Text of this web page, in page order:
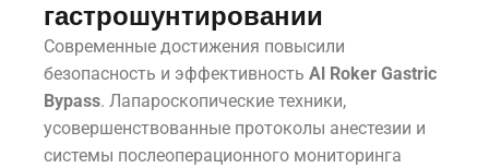
гастрошунтировании
Современные достижения повысили
безопасность и эффективность Al Roker Gastric
Bypass. Лапароскопические техники,
усовершенствованные протоколы анестезии и
системы послеоперационного мониторинга